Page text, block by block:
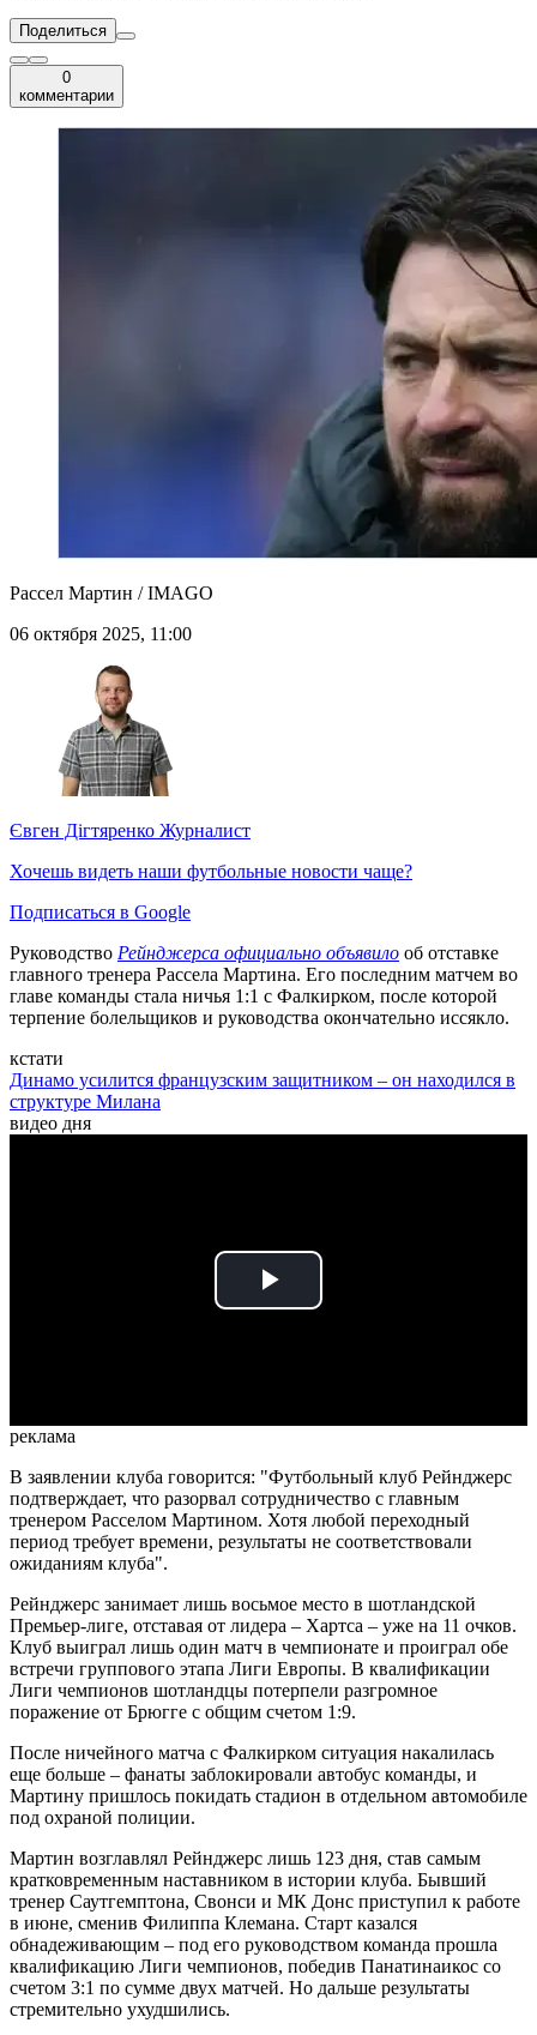
Поделиться
0
комментарии
Рассел Мартин / IMAGO
06 октября 2025, 11:00
Євген Дігтяренко Журналист
Хочешь видеть наши футбольные новости чаще?
Подписаться в Google
Руководство Рейнджерса официально объявило об отставке
главного тренера Рассела Мартина. Его последним матчем во
главе команды стала ничья 1:1 с Фалкирком, после которой
терпение болельщиков и руководства окончательно иссякло.
кстати
Динамо усилится французским защитником – он находился в
структуре Милана
видео дня
Play
реклама
В заявлении клуба говорится: "Футбольный клуб Рейнджерс
подтверждает, что разорвал сотрудничество с главным
тренером Расселом Мартином. Хотя любой переходный
период требует времени, результаты не соответствовали
ожиданиям клуба".
Рейнджерс занимает лишь восьмое место в шотландской
Премьер-лиге, отставая от лидера – Хартса – уже на 11 очков.
Клуб выиграл лишь один матч в чемпионате и проиграл обе
встречи группового этапа Лиги Европы. В квалификации
Лиги чемпионов шотландцы потерпели разгромное
поражение от Брюгге с общим счетом 1:9.
После ничейного матча с Фалкирком ситуация накалилась
еще больше – фанаты заблокировали автобус команды, и
Мартину пришлось покидать стадион в отдельном автомобиле
под охраной полиции.
Мартин возглавлял Рейнджерс лишь 123 дня, став самым
кратковременным наставником в истории клуба. Бывший
тренер Саутгемптона, Свонси и МК Донс приступил к работе
в июне, сменив Филиппа Клемана. Старт казался
обнадеживающим – под его руководством команда прошла
квалификацию Лиги чемпионов, победив Панатинаикос со
счетом 3:1 по сумме двух матчей. Но дальше результаты
стремительно ухудшились.